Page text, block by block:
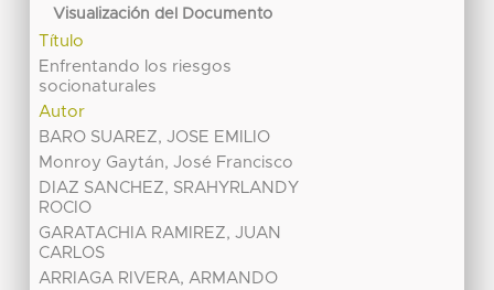
Visualización del Documento
Título
Enfrentando los riesgos
socionaturales
Autor
BARO SUAREZ, JOSE EMILIO
Monroy Gaytán, José Francisco
DIAZ SANCHEZ, SRAHYRLANDY
ROCIO
GARATACHIA RAMIREZ, JUAN
CARLOS
ARRIAGA RIVERA, ARMANDO